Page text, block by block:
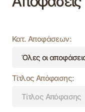
Κατ. Αποφάσεων:
Τίτλος Απόφασης: